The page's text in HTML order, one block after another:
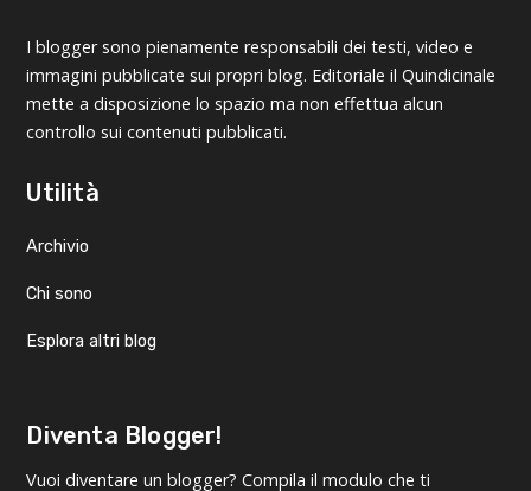
I blogger sono pienamente responsabili dei testi, video e
immagini pubblicate sui propri blog. Editoriale il Quindicinale
mette a disposizione lo spazio ma non effettua alcun
controllo sui contenuti pubblicati.
Utilità
Archivio
Chi sono
Esplora altri blog
Diventa Blogger!
Vuoi diventare un blogger? Compila il modulo che ti